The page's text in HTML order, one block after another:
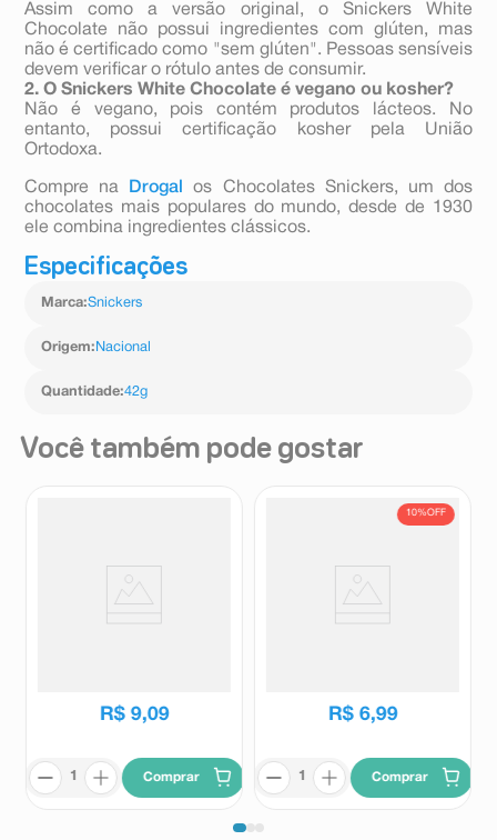
Assim como a versão original, o Snickers White
Chocolate não possui ingredientes com glúten, mas
não é certificado como "sem glúten". Pessoas sensíveis
devem verificar o rótulo antes de consumir.
2. O Snickers White Chocolate é vegano ou kosher?
Não é vegano, pois contém produtos lácteos. No
entanto, possui certificação kosher pela União
Ortodoxa.
Compre na Drogalos Chocolates Snickers, um dos
chocolates mais populares do mundo, desde de 1930
ele combina ingredientes clássicos.
Especificações
Marca:Snickers
Origem: Nacional
Quantidade:42g
Você também pode gostar
R$ 9,09
Comprar
10%OFF
R$ 6,99
Comprar